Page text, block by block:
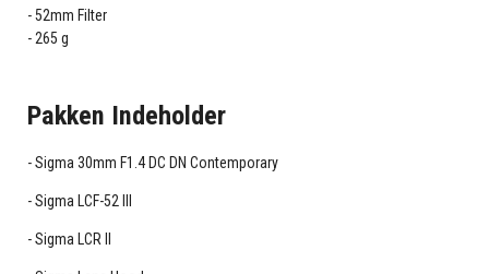
52mm Filter
265 g
Pakken Indeholder
Sigma 30mm F1.4 DC DN Contemporary
Sigma LCF-52 III
Sigma LCR II